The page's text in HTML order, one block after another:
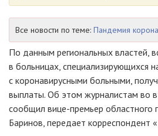
Все новости по теме: Пандемия
По данным региональных властей,
в больницах, специализирующихся
с коронавирусными больными,
выплаты. Об этом журналистам во
сообщил вице-премьер областного
Баринов, передает корреспондент